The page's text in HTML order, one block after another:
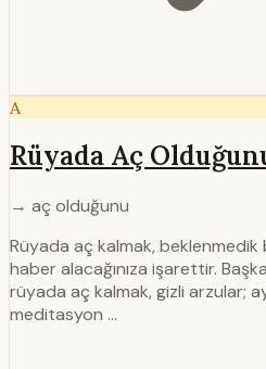
A
Rüyada Aç
→ aç olduğunu
Rüyada aç kalmak,
haber alacağı­nıza işarettir.
rüyada aç kalmak, gizli arzular;
meditasyon …